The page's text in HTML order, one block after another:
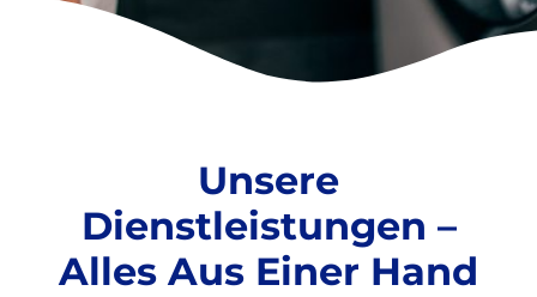
Unsere
Dienstleistungen –
Alles Aus Einer Hand